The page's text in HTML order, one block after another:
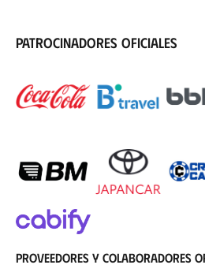
Patrocinadores oficiales
Proveedores y colaboradores